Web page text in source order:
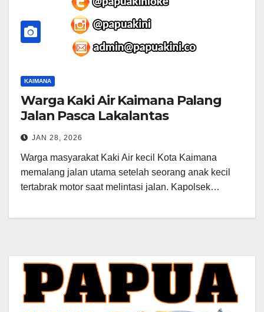
KAIMANA
Warga Kaki Air Kaimana Palang
Jalan Pasca Lakalantas
JAN 28, 2026
Warga masyarakat Kaki Air kecil Kota Kaimana
memalang jalan utama setelah seorang anak kecil
tertabrak motor saat melintasi jalan. Kapolsek…